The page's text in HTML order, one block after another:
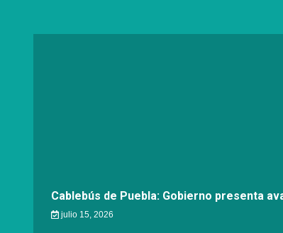
Cablebús de Puebla: Gobierno presenta
julio 15, 2026